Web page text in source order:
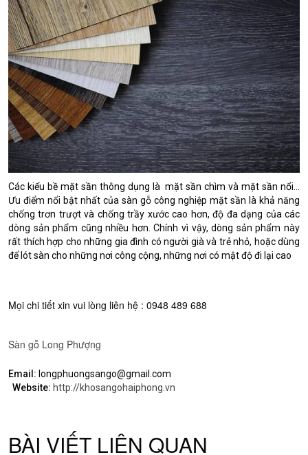
Các kiểu bề mặt sần thông dụng là mặt sần chìm và mặt sần nổi…
Ưu điểm nổi bật nhất của sàn gỗ công nghiệp mặt sần là khả năng
chống trơn trượt và chống trầy xước cao hơn, độ đa dạng của các
dòng sản phẩm cũng nhiều hơn. Chính vì vậy, dòng sản phẩm này
rất thích hợp cho những gia đình có người già và trẻ nhỏ, hoặc dùng
để lót sàn cho những nơi công cộng, những nơi có mật độ đi lại cao
Mọi chi tiết xin vui lòng liên hệ : 0948 489 688
Sàn gỗ Long Phượng
Email: longphuongsango@gmail.com
Website: http://khosangohaiphong.vn
BÀI VIẾT LIÊN QUAN